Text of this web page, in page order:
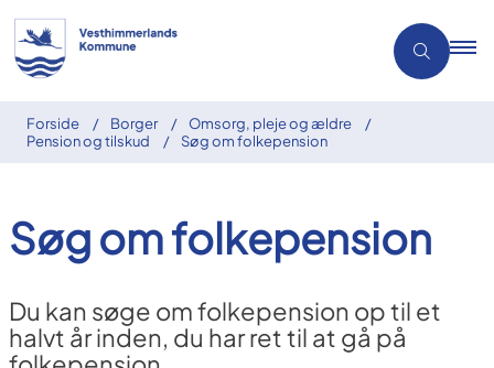
Forside Borger
Omsorg, pleje og ældre
Pension og tilskud
Søg om folkepension
Søg om folkepension
Du kan søge om folkepension op til et
halvt år inden, du har ret til at gå på